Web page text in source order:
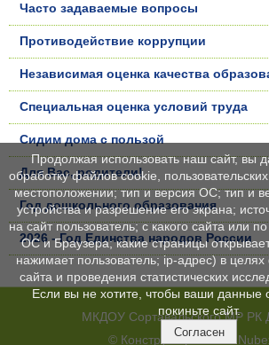
Часто задаваемые вопросы
Противодействие коррупции
Независимая оценка качества
Специальная оценка условий труда
Сидим дома с пользой
Для Вас, родители!
Год дошкольного образования
2026 - Год Единства народов России
МКДОУ Сортавальского МР
© Конструктор сайтов
Продолжая использовать наш сайт, вы
обработку файлов cookie,
местоположении; тип и версия ОС; тип и
устройства и разрешение его экрана;
на сайт пользователь; с какого сайта или
ОС и Браузера; какие страницы
нажимает пользователь; ip-адрес) в
сайта и проведения статистических
Если вы не хотите, чтобы ваши данные
покиньте сайт.
Согласен